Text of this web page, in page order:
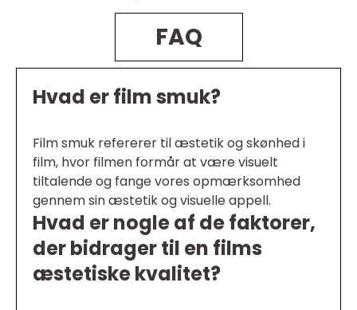
FAQ
Hvad er film smuk?
Film smuk refererer til æstetik og skønhed i
film, hvor filmen formår at være visuelt
tiltalende og fange vores opmærksomhed
gennem sin æstetik og visuelle appell.
Hvad er nogle af de faktorer,
der bidrager til en films
æstetiske kvalitet?